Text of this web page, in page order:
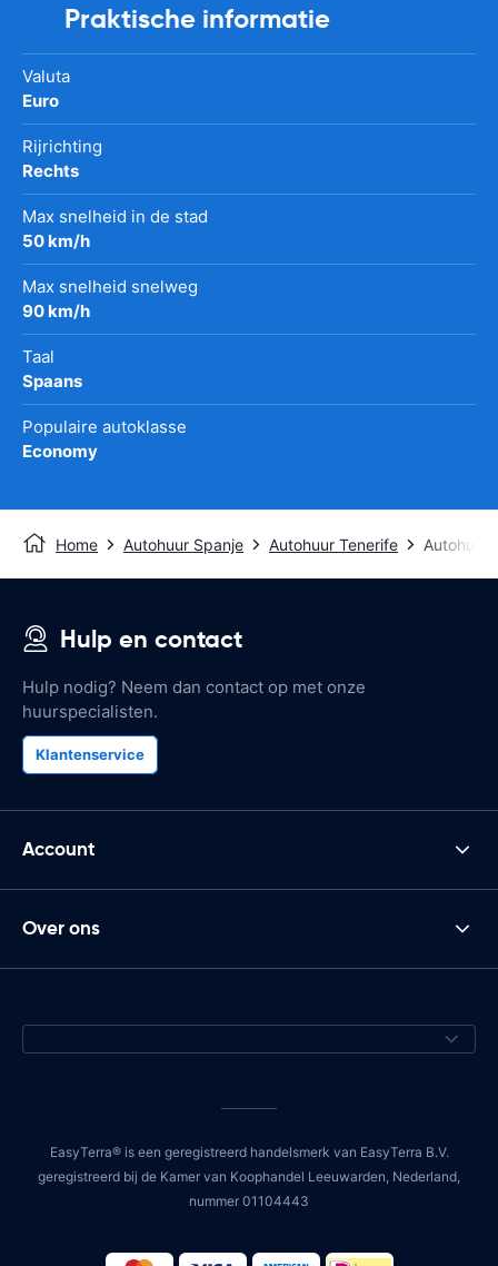
Praktische informatie
Valuta
Euro
Rijrichting
Rechts
Max snelheid in de stad
50 km/h
Max snelheid snelweg
90 km/h
Taal
Spaans
Populaire autoklasse
Economy
Home Autohuur Spanje Autohuur Tenerife Autohuur
Hulp en contact
Hulp nodig? Neem dan contact op met onze
huurspecialisten.
Klantenservice
Account
Over ons
EasyTerra® is een geregistreerd handelsmerk van EasyTerra B.V.
geregistreerd bij de Kamer van Koophandel Leeuwarden, Nederland,
nummer 01104443